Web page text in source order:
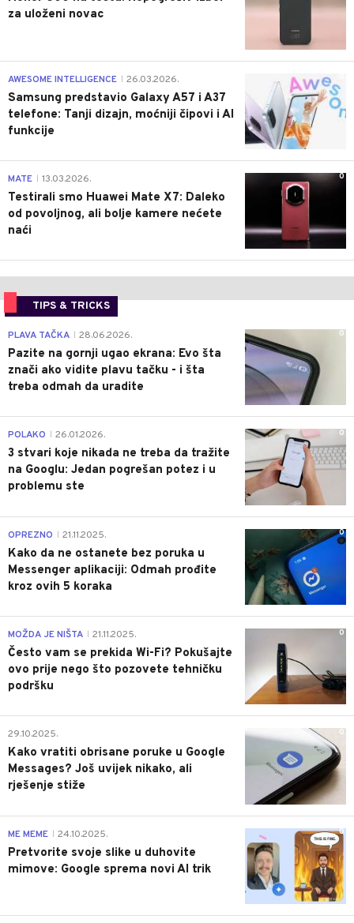
za uloženi novac
AWESOME INTELLIGENCE 26.03.2026.
Samsung predstavio Galaxy A57 i A37
telefone: Tanji dizajn, moćniji čipovi i AI
funkcije
0
MATE 13.03.2026.
Testirali smo Huawei Mate X7: Daleko
od povoljnog, ali bolje kamere nećete
naći
TIPS & TRICKS
0
PLAVA TAČKA 28.06.2026.
Pazite na gornji ugao ekrana: Evo šta
znači ako vidite plavu tačku - i šta
treba odmah da uradite
0
POLAKO 26.01.2026.
3 stvari koje nikada ne treba da tražite
na Googlu: Jedan pogrešan potez i u
problemu ste
0
OPREZNO 21.11.2025.
Kako da ne ostanete bez poruka u
Messenger aplikaciji: Odmah prođite
kroz ovih 5 koraka
0
MOŽDA JE NIŠTA 21.11.2025.
Često vam se prekida Wi-Fi? Pokušajte
ovo prije nego što pozovete tehničku
podršku
0
29.10.2025.
Kako vratiti obrisane poruke u Google
Messages? Još uvijek nikako, ali
rješenje stiže
0
ME MEME 24.10.2025.
Pretvorite svoje slike u duhovite
mimove: Google sprema novi AI trik